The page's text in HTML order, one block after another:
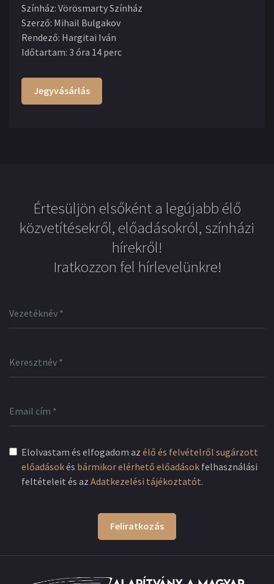
Színház: Vörösmarty Színház
Szerző: Mihail Bulgakov
Rendező: Hargitai Iván
Időtartam: 3 óra 14 perc
Jegyvásárlás
Értesüljön elsőként a legújabb élő
közvetítésekről, előadásokról, színházi
hírekről!
Iratkozzon fel hírlevelünkre!
Elolvastam és elfogadom az élő és felvételről sugárzott
előadásokés bármikor elérhető előadások felhasználási
feltételeit és az Adatkezelési tájékoztatót.
Feliratkozás